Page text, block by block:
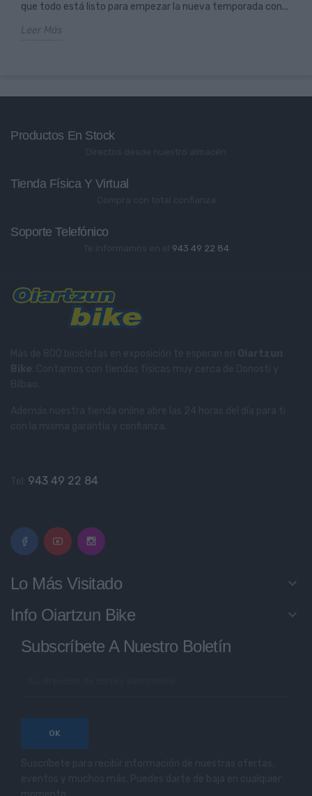
que todo está listo para empezar la nueva temporada con...
Leer Más
Productos En Stock
Tienda Física Y Virtual
Soporte Telefónico
943 49 22 84
943 49 22 84
Lo Más Visitado keyboard_arrow_down
Info Oiartzun Bike keyboard_arrow_down
Subscríbete A Nuestro Boletín